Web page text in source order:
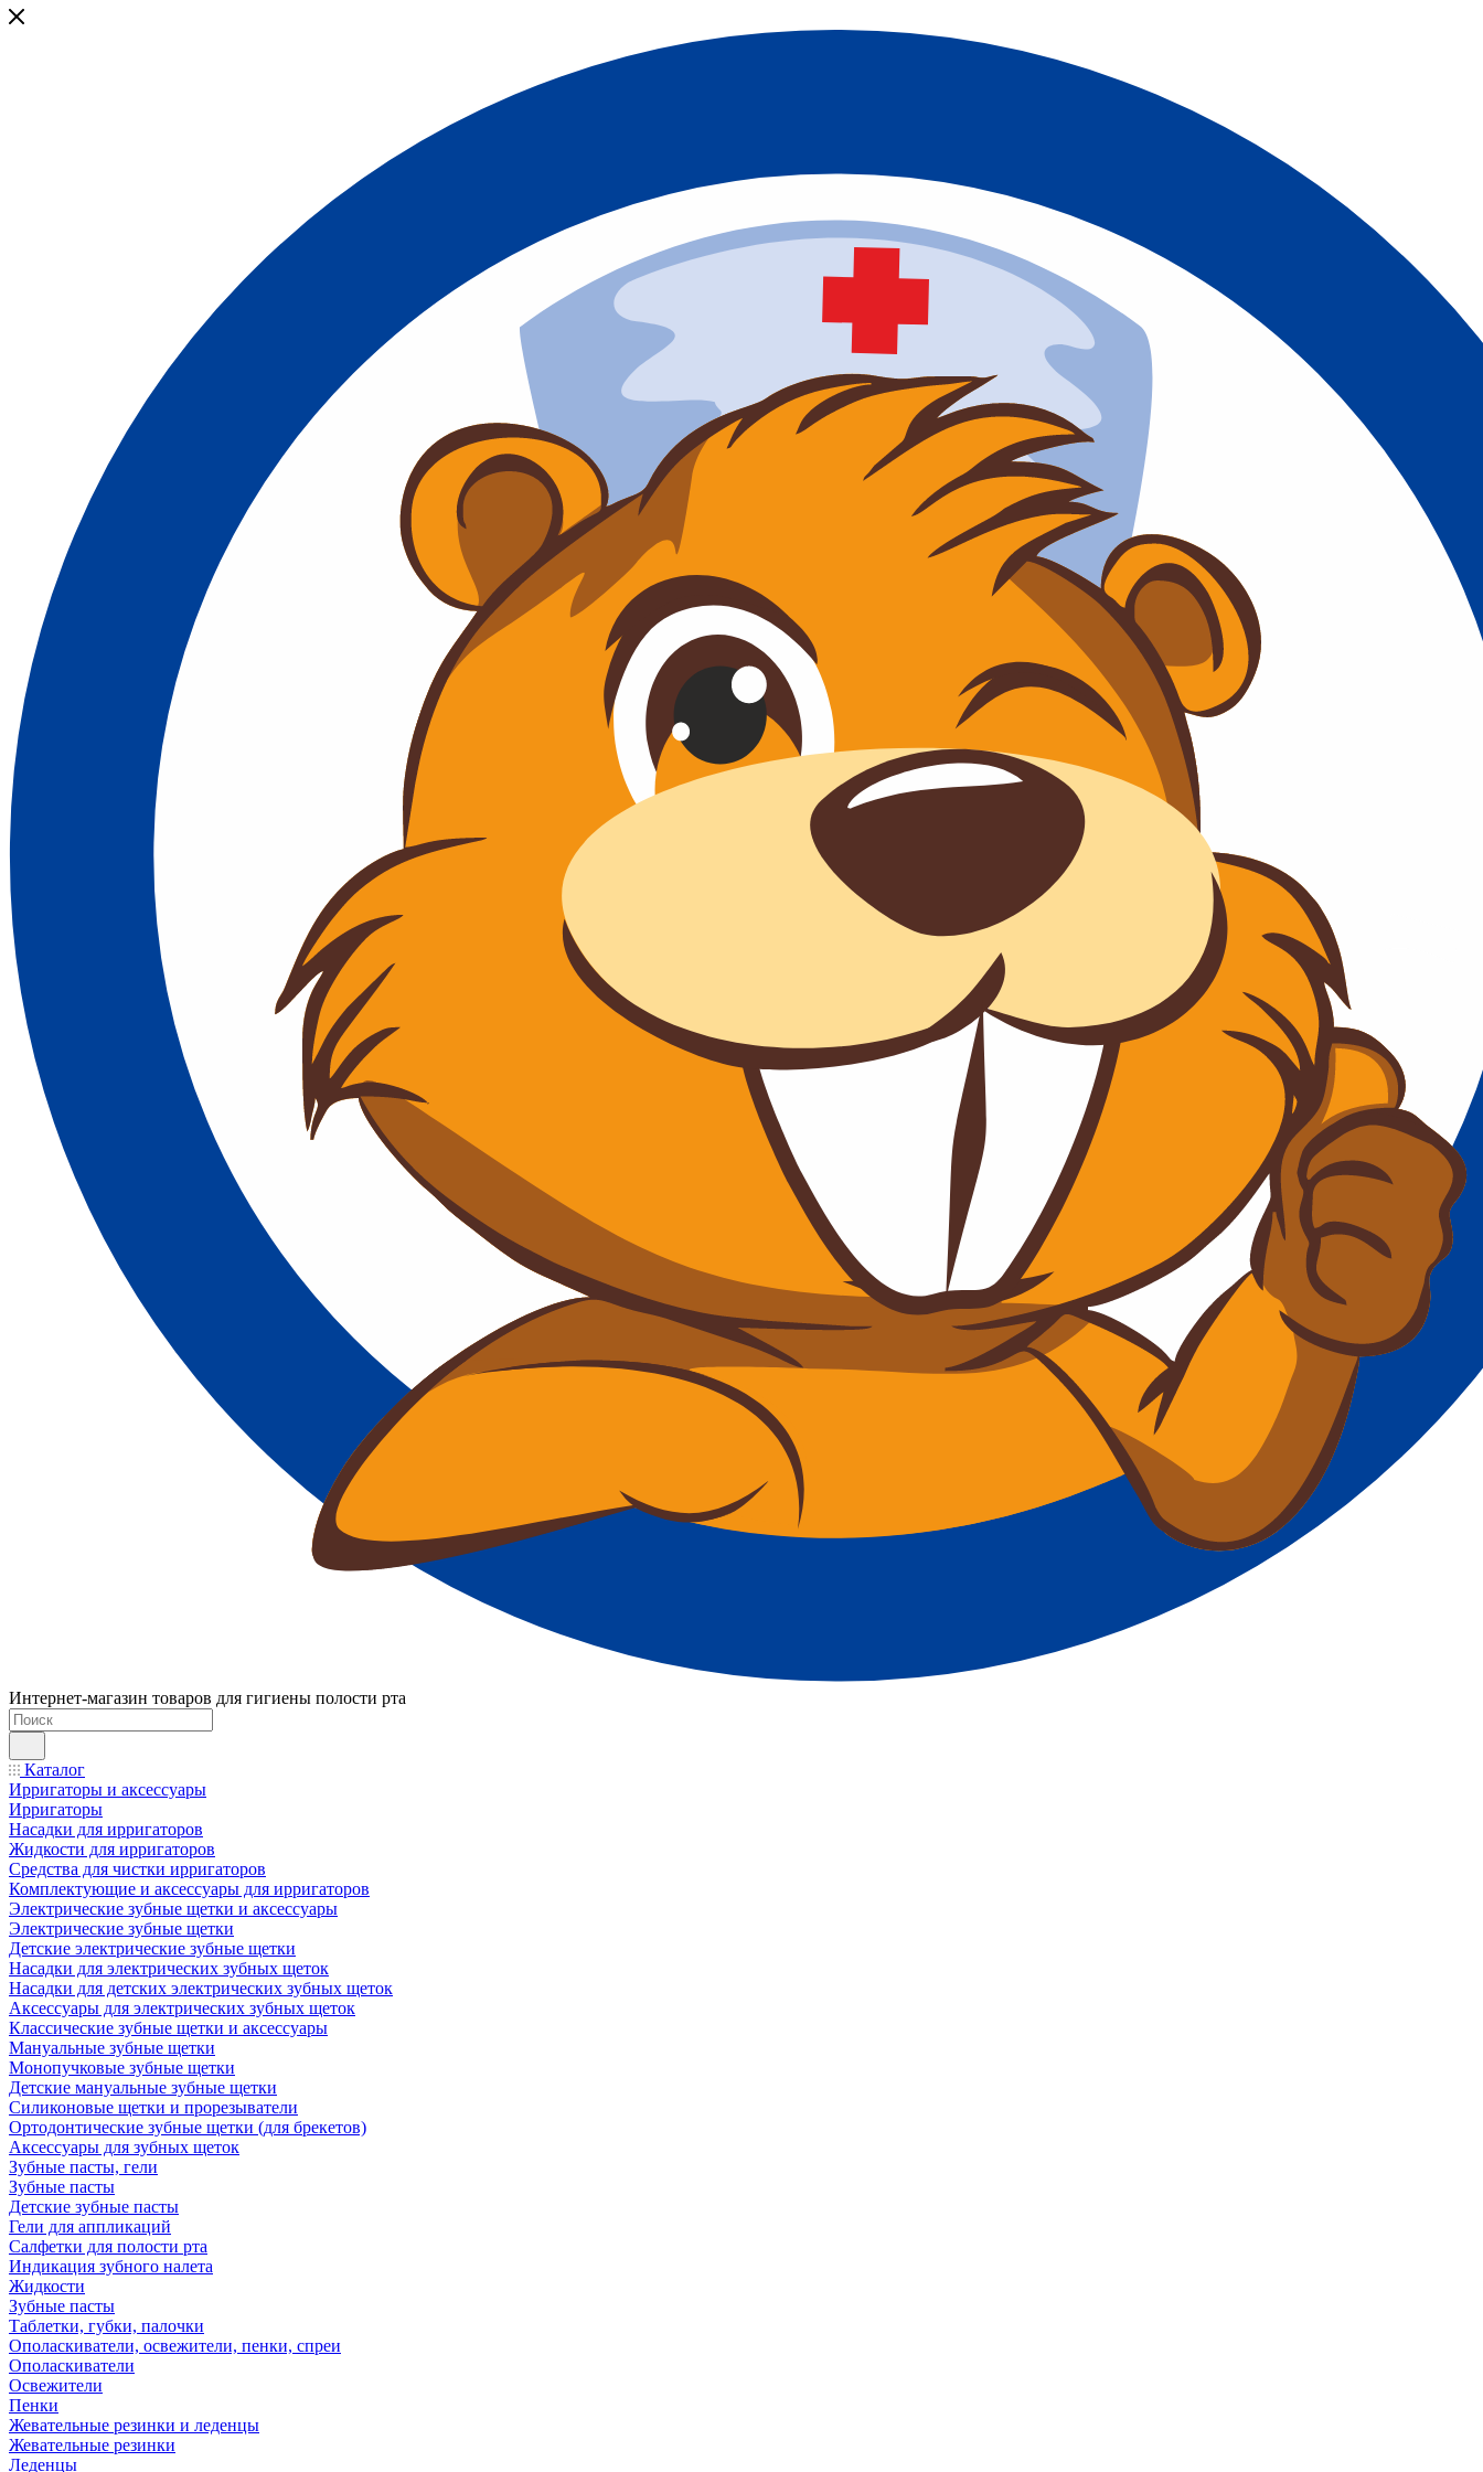
Интернет-магазин товаров для гигиены полости рта
Каталог
Ирригаторы и аксессуары
Ирригаторы
Насадки для ирригаторов
Жидкости для ирригаторов
Средства для чистки ирригаторов
Комплектующие и аксессуары для ирригаторов
Электрические зубные щетки и аксессуары
Электрические зубные щетки
Детские электрические зубные щетки
Насадки для электрических зубных щеток
Насадки для детских электрических зубных щеток
Аксессуары для электрических зубных щеток
Классические зубные щетки и аксессуары
Мануальные зубные щетки
Монопучковые зубные щетки
Детские мануальные зубные щетки
Силиконовые щетки и прорезыватели
Ортодонтические зубные щетки (для брекетов)
Аксессуары для зубных щеток
Зубные пасты, гели
Зубные пасты
Детские зубные пасты
Гели для аппликаций
Салфетки для полости рта
Индикация зубного налета
Жидкости
Зубные пасты
Таблетки, губки, палочки
Ополаскиватели, освежители, пенки, спреи
Ополаскиватели
Освежители
Пенки
Жевательные резинки и леденцы
Жевательные резинки
Леденцы